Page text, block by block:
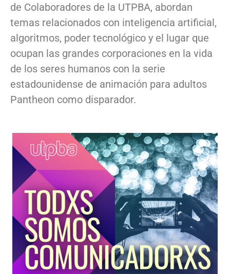
de Colaboradores de la UTPBA, abordan
temas relacionados con inteligencia artificial,
algoritmos, poder tecnológico y el lugar que
ocupan las grandes corporaciones en la vida
de los seres humanos con la serie
estadounidense de animación para adultos
Pantheon como disparador.